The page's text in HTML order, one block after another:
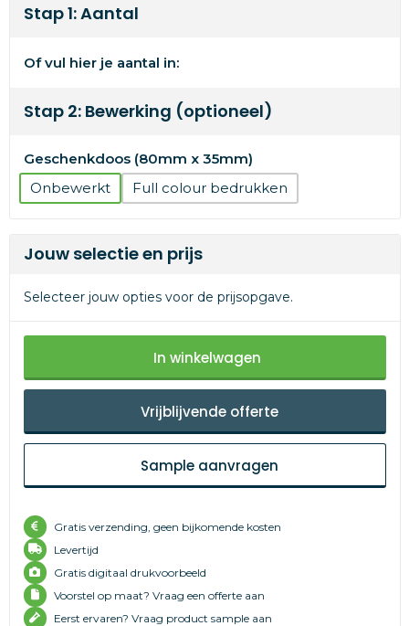
Stap 1: Aantal
Of vul hier je aantal in:
Stap 2: Bewerking (optioneel)
Geschenkdoos (80mm x 35mm)
Onbewerkt
Full colour
Jouw selectie en prijs
Selecteer jouw opties voor de prijsopgave.
In winkelwagen
Vrijblijvende offerte
Sample aanvragen
Gratis verzending, geen bijkomende kosten
Levertijd
Gratis digitaal drukvoorbeeld
Voorstel op maat? Vraag een offerte aan
Eerst ervaren? Vraag product sample aan